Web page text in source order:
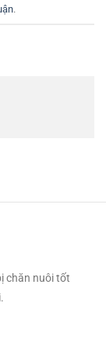
.
chăn nuôi tốt